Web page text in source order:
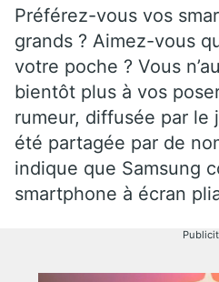
Préférez-vous vos
grands ? Aimez-vous
votre poche ? Vous
bientôt plus à vos
rumeur, diffusée par le
été partagée par de
indique que Samsung
smartphone à écran